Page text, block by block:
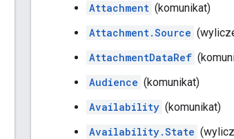
Attachment (komunikat)
Attachment.Source
AttachmentDataRef
Audience (komunikat)
Availability (komunikat)
Availability.State